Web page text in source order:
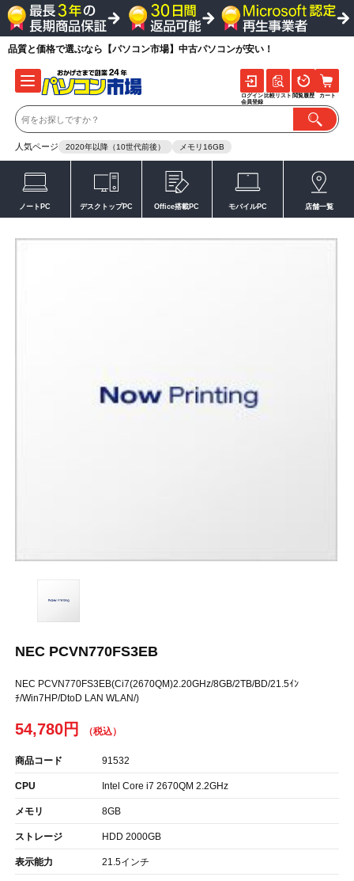
品質と価格で選ぶなら【パソコン市場】中古パソコンが安い！
人気ページ 2020年以降（10世代前後） メモリ16GB
ログイン
会員登録
比較リスト 閲覧履歴 カート
ノートPC デスクトップPC Office搭載PC モバイルPC 店舗一覧
NEC PCVN770FS3EB
NEC PCVN770FS3EB(Ci7(2670QM)2.20GHz/8GB/2TB/BD/21.5ｲﾝ
ﾁ/Win7HP/DtoD LAN WLAN/)
54,780円
商品コード 91532
CPU Intel Core i7 2670QM 2.2GHz
メモリ 8GB
ストレージ HDD 2000GB
表示能力 21.5インチ